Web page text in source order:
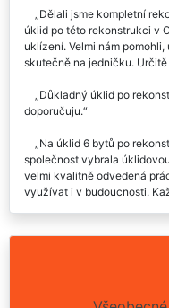
Dělali jsme kompletní
úklid po této rekonstrukci v
uklízení. Velmi nám
skutečně na jedničku.
Důkladný úklid po
doporučuju.
Na úklid 6 bytů po
společnost vybrala
velmi kvalitně odvedená
využívat i v budoucnosti.
rozhodně využívat i nadále.
jsme využili služeb této
přístup i práce. Děkujeme a